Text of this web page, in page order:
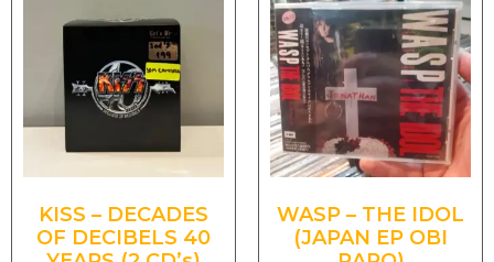
KISS – DECADES
OF DECIBELS 40
WASP – THE IDOL
(JAPAN EP OBI